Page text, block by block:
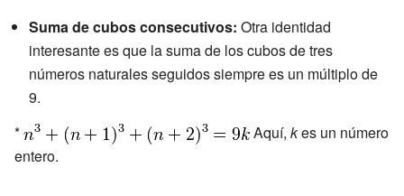
Suma de cubos consecutivos: Otra identidad
interesante es que la suma de los cubos de tres
números naturales seguidos siempre es un múltiplo de
9.
*
Aquí, kes un número
entero.